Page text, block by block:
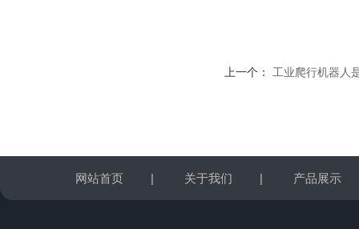
上一个： 工业爬行机器人
网站首页 | 关于我们 | 产品展示